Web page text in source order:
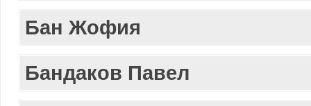
Бан Жофия
Бандаков Павел